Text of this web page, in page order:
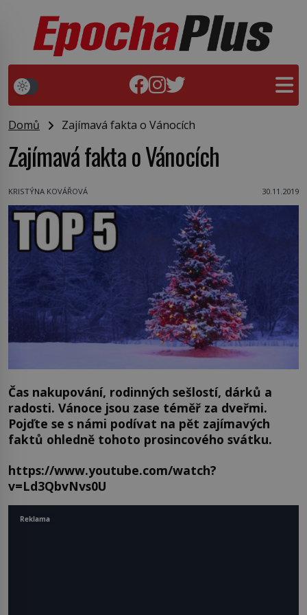
Domů Zajímavá fakta o Vánocích
Zajímavá fakta o Vánocích
KRISTÝNA KOVÁŘOVÁ 30.11.2019
Čas nakupování, rodinných sešlostí, dárků a
radosti. Vánoce jsou zase téměř za dveřmi.
Pojďte se s námi podívat na pět zajímavých
faktů ohledně tohoto prosincového svátku.
https://www.youtube.com/watch?
v=Ld3QbvNvs0U
Reklama